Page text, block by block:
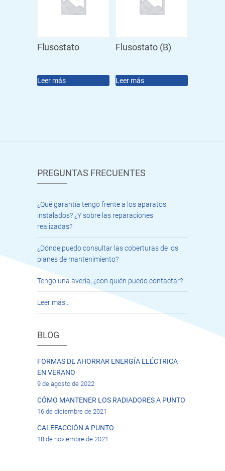
Flusostato
Leer más
Flusostato (B)
Leer más
PREGUNTAS FRECUENTES
¿Qué garantía tengo frente a los aparatos
instalados? ¿Y sobre las reparaciones
realizadas?
¿Dónde puedo consultar las coberturas de los
planes de mantenimiento?
Tengo una avería, ¿con quién puedo contactar?
Leer más…
BLOG
FORMAS DE AHORRAR ENERGÍA ELÉCTRICA
EN VERANO
9 de agosto de 2022
CÓMO MANTENER LOS RADIADORES A PUNTO
16 de diciembre de 2021
CALEFACCIÓN A PUNTO
18 de noviembre de 2021